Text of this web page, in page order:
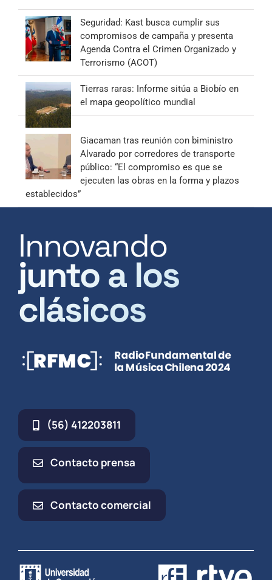
Seguridad: Kast busca cumplir sus
compromisos de campaña y presenta
Agenda Contra el Crimen Organizado y
Terrorismo (ACOT)
Tierras raras: Informe sitúa a Biobío en
el mapa geopolítico mundial
Giacaman tras reunión con biministro
Alvarado por corredores de transporte
público: “El compromiso es que se
ejecuten las obras en la forma y plazos
establecidos”
Innovando
junto a los
clásicos
(56) 412203811
Contacto prensa
Contacto comercial